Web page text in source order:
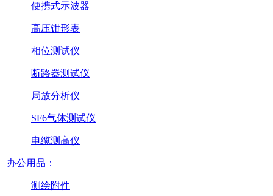
便携式示波器
高压钳形表
相位测试仪
断路器测试仪
局放分析仪
SF6气体测试仪
电缆测高仪
办公用品：
测绘附件